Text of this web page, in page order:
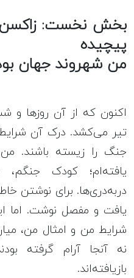
بخش نخست: زاکسن؛
پیچیده
من شهروند جهان
اکنون که از آن روزها و
تیر می‌کشد. درک آن
جنگ را زیسته باشند.
یافته‌ام؛ کودک جنگم،
دربه‌دری‌ها. برای نوشتن
یافت و مفصل نوشت. اما
شرایط من و امثال من،
نه آنجا آرام گرفته
بازیافته‌اند.